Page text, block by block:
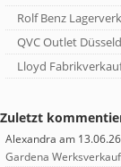
Rolf Benz
QVC Outlet
Lloyd
Zuletzt
Alexandra am
Gardena